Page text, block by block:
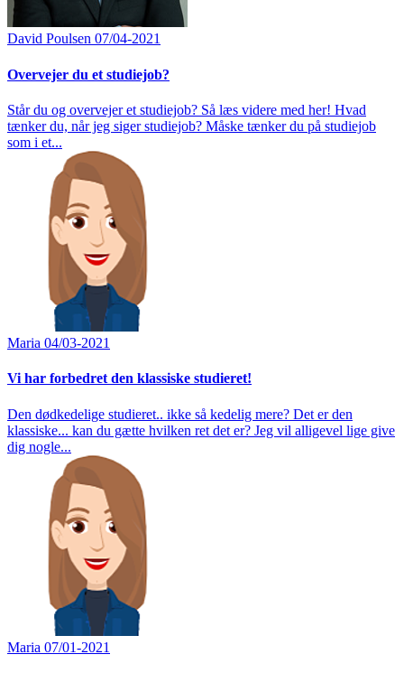
David Poulsen 07/04-2021
Overvejer du et studiejob?
Står du og overvejer et studiejob? Så læs videre med her! Hvad
tænker du, når jeg siger studiejob? Måske tænker du på studiejob
som i et...
Maria 04/03-2021
Vi har forbedret den klassiske studieret!
Den dødkedelige studieret.. ikke så kedelig mere? Det er den
klassiske... kan du gætte hvilken ret det er? Jeg vil alligevel lige give
dig nogle...
Maria 07/01-2021